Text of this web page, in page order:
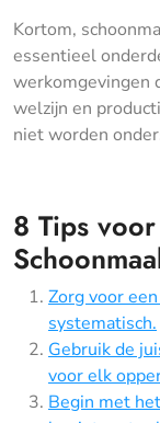
Kortom,
essentieel
werkomgevingen
welzijn en
niet worden
8 Tips
Zorg voor
systematisch.
Gebruik de
voor elk
Begin met